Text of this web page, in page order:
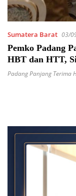
Sumatera Barat 03/
Pemko Padang
HBT dan HTT,
Representatif
Padang Panjang Terima